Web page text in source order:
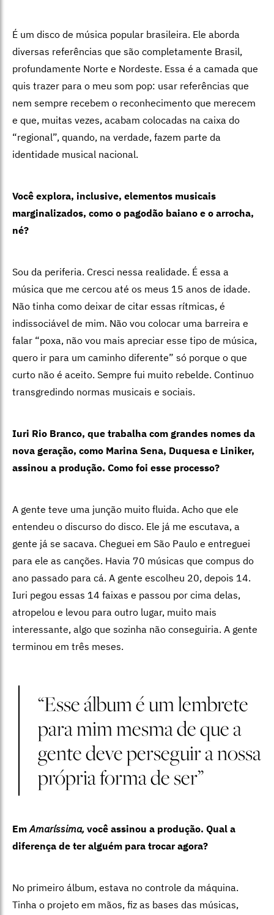
É um disco de música popular brasileira. Ele aborda
diversas referências que são completamente Brasil,
profundamente Norte e Nordeste. Essa é a camada que
quis trazer para o meu som pop: usar referências que
nem sempre recebem o reconhecimento que merecem
e que, muitas vezes, acabam colocadas na caixa do
“regional”, quando, na verdade, fazem parte da
identidade musical nacional.
Você explora, inclusive, elementos musicais
marginalizados, como o pagodão baiano e o arrocha,
né?
Sou da periferia. Cresci nessa realidade. É essa a
música que me cercou até os meus 15 anos de idade.
Não tinha como deixar de citar essas rítmicas, é
indissociável de mim. Não vou colocar uma barreira e
falar “poxa, não vou mais apreciar esse tipo de música,
quero ir para um caminho diferente” só porque o que
curto não é aceito. Sempre fui muito rebelde. Continuo
transgredindo normas musicais e sociais.
Iuri Rio Branco, que trabalha com grandes nomes da
nova geração, como Marina Sena, Duquesa e Liniker,
assinou a produção. Como foi esse processo?
A gente teve uma junção muito fluida. Acho que ele
entendeu o discurso do disco. Ele já me escutava, a
gente já se sacava. Cheguei em São Paulo e entreguei
para ele as canções. Havia 70 músicas que compus do
ano passado para cá. A gente escolheu 20, depois 14.
Iuri pegou essas 14 faixas e passou por cima delas,
atropelou e levou para outro lugar, muito mais
interessante, algo que sozinha não conseguiria. A gente
terminou em três meses.
“Esse álbum é um lembrete
para mim mesma de que a
gente deve perseguir a nossa
própria forma de ser”
Em Amaríssima, você assinou a produção. Qual a
diferença de ter alguém para trocar agora?
No primeiro álbum, estava no controle da máquina.
Tinha o projeto em mãos, fiz as bases das músicas,